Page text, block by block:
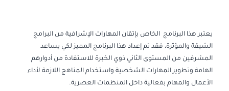
2026-09-20 دبي التفاصيل
2026-09-21 القاهرة التفاصيل
يعتبر هذا البرنامج الخاص بإتقان المهارات الإشرافية من البرامج
الشيقة والمؤثرة، فقد تم إعداد هذا البرنامج المميز لكي يساعد
المشرفين من المستوى الثاني ذوي الخبرة للاستفادة من أدوارهم
الهامة وتطوير المهارات الشخصية واستخدام المناهج اللازمة لأداء
الأعمال والمهام بفعالية داخل المنظمات العصرية.